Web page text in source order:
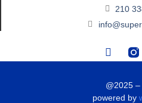
210
@2025
powered by